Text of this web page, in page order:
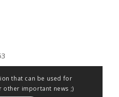
that can be used for
other important news ;)